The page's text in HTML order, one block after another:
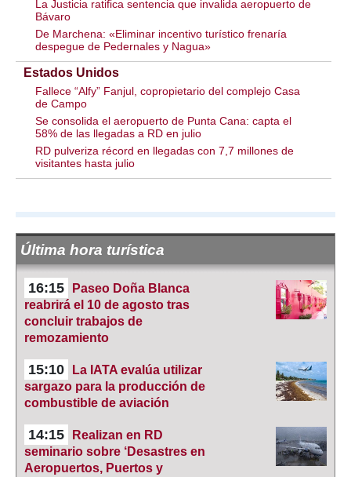
La Justicia ratifica sentencia que invalida aeropuerto de
Bávaro
De Marchena: «Eliminar incentivo turístico frenaría
despegue de Pedernales y Nagua»
Estados Unidos
Fallece “Alfy” Fanjul, copropietario del complejo Casa
de Campo
Se consolida el aeropuerto de Punta Cana: capta el
58% de las llegadas a RD en julio
RD pulveriza récord en llegadas con 7,7 millones de
visitantes hasta julio
Última hora turística
16:15
Paseo Doña Blanca
reabrirá el 10 de agosto tras
concluir trabajos de
remozamiento
15:10
La IATA evalúa utilizar
sargazo para la producción de
combustible de aviación
14:15
Realizan en RD
seminario sobre ‘Desastres en
Aeropuertos, Puertos y